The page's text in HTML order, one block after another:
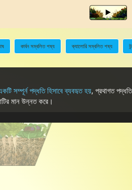
কার্বন সম্বলিত শষ্য ক্যালোরি সম্বলিত শষ্য
সম্পূর্ন পদ্ধতি হিসাবে ব্যবহৃত হয়, প্রথাগত
মান উন্নত করে।